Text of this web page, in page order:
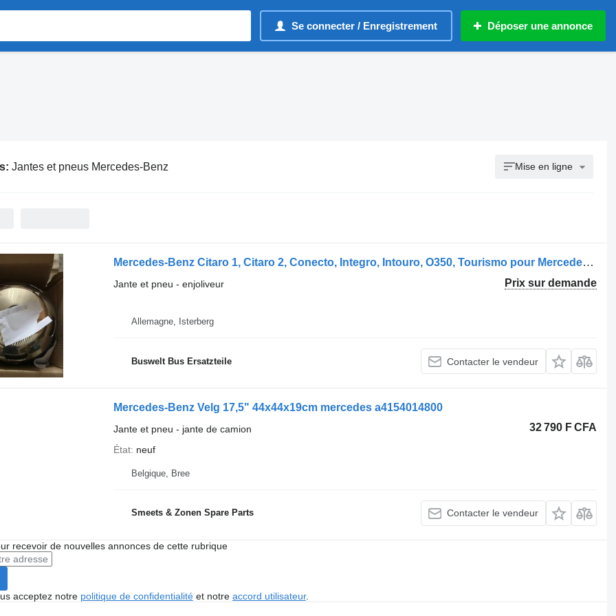
Se connecter / Enregistrement Déposer une annonce
Jantes et pneus Mercedes-Benz Mise en ligne
Mercedes-Benz Citaro 1, Citaro 2, Conecto, Integro, Intouro, O350, Tourismo pour Mercedes-Benz Citaro 1, Citaro 2, Conecto, Integro, Intouro, O350, Tourismo, Travego
Prix sur demande
Jante et pneu - enjoliveur
Allemagne, Isterberg
Buswelt Bus Ersatzteile Contacter le vendeur
Mercedes-Benz Velg 17,5" 44x44x19cm mercedes a4154014800
32 790 F CFA
Jante et pneu - jante de camion
État neuf
Belgique, Bree
Smeets & Zonen Spare Parts Contacter le vendeur
recevoir de nouvelles annonces de cette rubrique
acceptez notre politique de confidentialitéet notre accord utilisateur.